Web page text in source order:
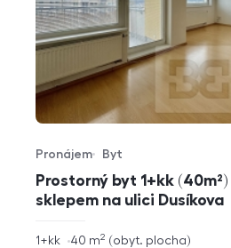
Prostorný byt 1+kk
sklepem na ulici Dusíkova
Typ nabídky
Pronájem
Typ nemovitosti
Byt
rozměry
1+kk obyt. plocha
40 m2